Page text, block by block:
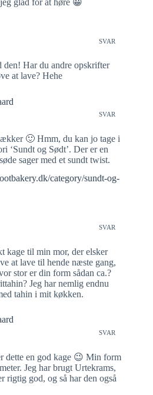
jeg glad for at høre 😀
SVAR
Har du andre opskrifter
at lave? Hehe
SVAR
🙂 Hmm, du kan jo tage i
‘Sundt og Sødt’. Der er en
sager med et sundt twist.
category/sundt-og-
SVAR
kage til min mor, der elsker
at lave til hende næste gang,
stor er din form sådan ca.?
Jeg har nemlig endnu
tahin i mit køkken.
SVAR
dette en god kage 😉 Min form
Jeg har brugt Urtekrams,
rigtig god, og så har den også